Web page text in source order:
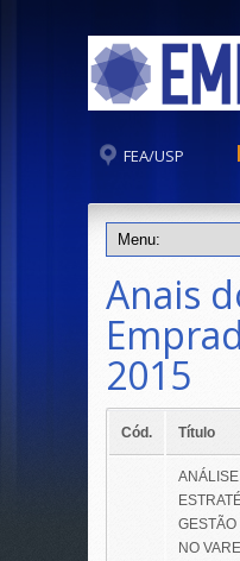
FEA/USP
Anais
2015
Cód. Título
NO